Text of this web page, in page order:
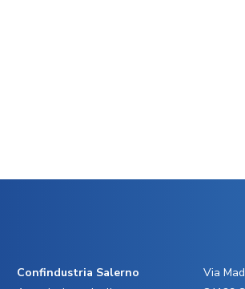
Confindustria Salerno
Via